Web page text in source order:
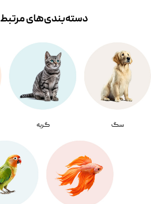
سگ گربه
دسته‌بندی‌‌های مرتبط